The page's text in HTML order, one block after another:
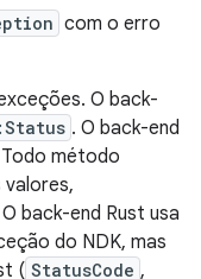
com o erro
O back-
. O back-end
método
valores,
back-end Rust usa
do NDK, mas
( StatusCode ,